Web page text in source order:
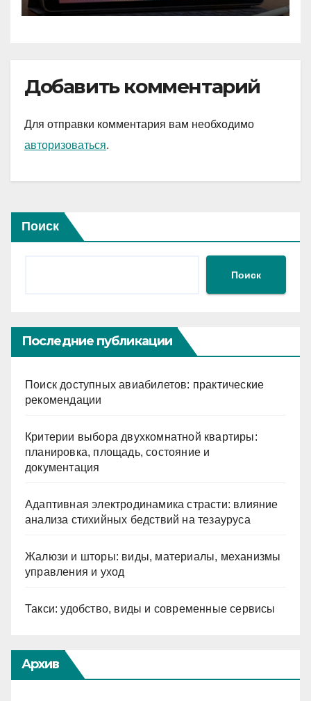
Добавить комментарий
Для отправки комментария вам необходимо
авторизоваться.
Поиск
Поиск
Последние публикации
Поиск доступных авиабилетов: практические
рекомендации
Критерии выбора двухкомнатной квартиры:
планировка, площадь, состояние и
документация
Адаптивная электродинамика страсти: влияние
анализа стихийных бедствий на тезауруса
Жалюзи и шторы: виды, материалы, механизмы
управления и уход
Такси: удобство, виды и современные сервисы
Архив